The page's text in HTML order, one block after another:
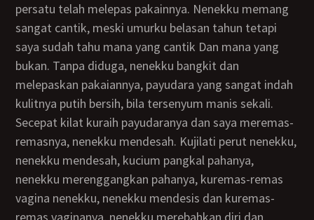
persatu telah melepas pakainnya. Nenekku memang
sangat cantik, meski umurku belasan tahun tetapi
saya sudah tahu mana yang cantik Dan mana yang
bukan. Tanpa diduga, nenekku bangkit dan
melepaskan pakaiannya, payudara yang sangat indah
kulitnya putih bersih, bila tersenyum manis sekali.
Secepat kilat kuraih payudaranya dan saya meremas-
remasnya, nenekku mendesah. Kujilati perut nenekku,
nenekku mendesah, kucium pangkal pahanya,
nenekku merenggangkan pahanya, kuremas-remas
vagina nenekku, nenekku mendesis dan kuremas-